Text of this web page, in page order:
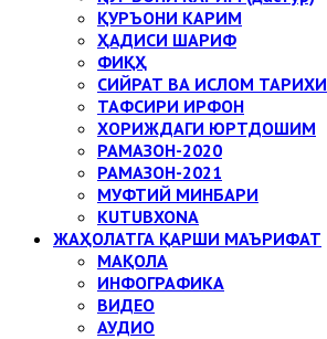
ҚУРЪОНИ КАРИМ
ҲАДИСИ ШАРИФ
ФИҚҲ
СИЙРАТ ВА ИСЛОМ ТАРИХИ
ТАФСИРИ ИРФОН
ХОРИЖДАГИ ЮРТДОШИМ
РАМАЗОН-2020
РАМАЗОН-2021
МУФТИЙ МИНБАРИ
KUTUBXONA
ЖАҲОЛАТГА ҚАРШИ МАЪРИФАТ
МАҚОЛА
ИНФОГРАФИКА
ВИДЕО
АУДИО